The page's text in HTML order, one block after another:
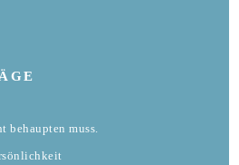
behaupten muss.